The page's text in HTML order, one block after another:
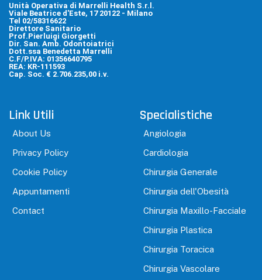
Unità Operativa di Marrelli Health S.r.l.
Viale Beatrice d'Este, 17 20122 - Milano
Tel 02/58316622
Direttore Sanitario
Prof.Pierluigi Giorgetti
Dir. San. Amb. Odontoiatrici
Dott.ssa Benedetta Marrelli
C.F/P.IVA: 01356640795
REA: KR-111593
Cap. Soc. € 2.706.235,00 i.v.
Link Utili
About Us
Privacy Policy
Cookie Policy
Appuntamenti
Contact
Specialistiche
Angiologia
Cardiologia
Chirurgia Generale
Chirurgia dell'Obesità
Chirurgia Maxillo-Facciale
Chirurgia Plastica
Chirurgia Toracica
Chirurgia Vascolare